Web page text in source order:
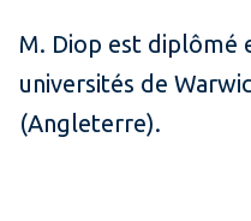
M. Diop est diplômé
universités de
(Angleterre).